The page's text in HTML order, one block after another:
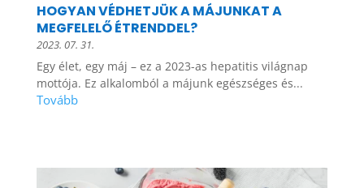
HOGYAN VÉDHETJÜK A MÁJUNKAT A
MEGFELELŐ ÉTRENDDEL?
2023. 07. 31.
Egy élet, egy máj – ez a 2023-as hepatitis világnap
mottója. Ez alkalomból a májunk egészséges és...